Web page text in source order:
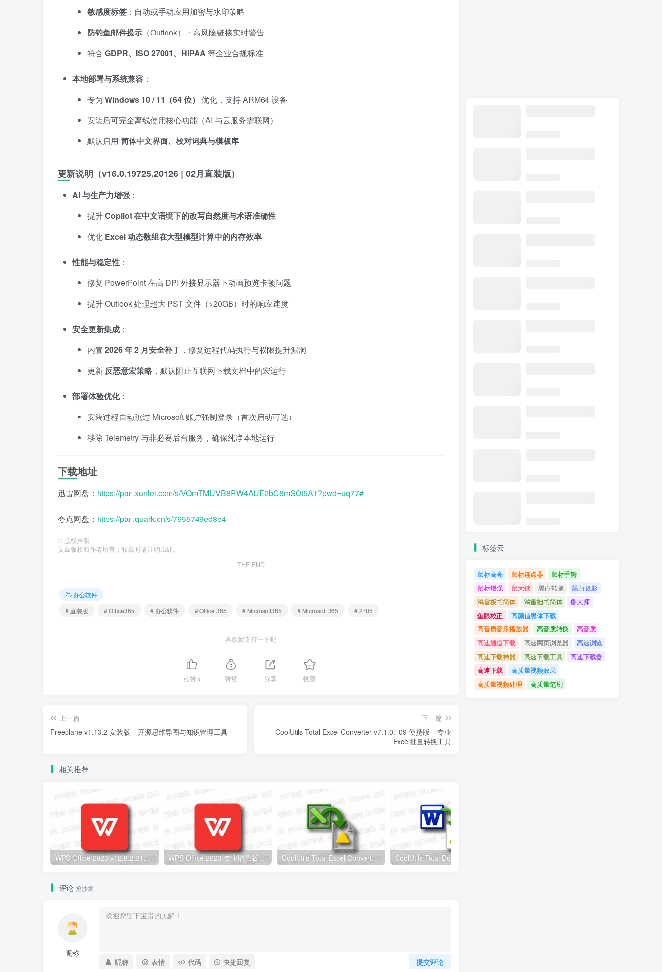
敏感度标签 ：自动或手动应用加密与水印策略
防钓鱼邮件提示 （Outlook）：高风险链接实时警告
符合 GDPR、ISO 27001、HIPAA 等企业合规标准
本地部署与系统兼容 ：
专为 Windows 10 / 11（64 位） 优化，支持 ARM64 设备
安装后可完全离线使用核心功能（AI 与云服务需联网）
默认启用 简体中文界面、校对词典与模板库
更新说明（v16.0.19725.20126 | 02月直装版）
AI 与生产力增强 ：
提升Copilot 在中文语境下的改写自然度与术语准确性
优化 Excel 动态数组在大型模型计算中的内存效率
性能与稳定性 ：
修复 PowerPoint 在高 DPI 外接显示器下动画预览卡顿问题
提升 Outlook 处理超大 PST 文件（>20GB）时的响应速度
安全更新集成 ：
内置 2026 年 2 月安全补丁 ，修复远程代码执行与权限提升漏洞
更新 反恶意宏策略 ，默认阻止互联网下载文档中的宏运行
部署体验优化：
安装过程自动跳过 Microsoft 账户强制登录（首次启动可选）
移除 Telemetry 与非必要后台服务，确保纯净本地运行
下载地址
迅雷网盘： https://pan.xunlei.com/s/VOmTMUVB8RW4AUE2bC8mSOt5A1?pwd=uq77#
夸克网盘： https://pan.quark.cn/s/7655749ed8e4
© 版权声明
文章版权归作者所有，转载时请注明出处。
THE END
办公软件
# 直装版
# Office365 # 办公软件 # Office 365 # Microsoft365 # Microsoft 365 # 2705
喜欢就支持一下吧
点赞5 赞赏 分享 收藏
上一篇
Freeplane v1.13.2 安装版 – 开源思维导图与知识管理工具
下一篇
CoolUtils Total Excel Converter v7.1.0.109 便携版 – 专业
Excel批量转换工具
相关推荐
WPS Office 2023 v12.8.2.21555 专业增强版 (08.06) – 高效办公套件 WPS Office 2023 专业增强版 v12.1.0.26885 – 办公套件 CoolUtils Total Excel Converter v7.1.0.144 便携版 – Excel批量转换工具
评论 抢沙发
昵称
提交评论
昵称 表情 代码 快捷回复
标签云
鼠标高亮 鼠标连点器
鼠标手势
鼠标增强
鼠大侠 黑白转换
黑白摄影
鸿雷板书简体
鸿雷拙书简体
鲁大师
鱼眼校正
高颜值黑体下载
高音质音乐播放器
高音质转换
高音质
高速通道下载
高速网页浏览器
高速浏览
高速下载神器
高速下载工具
高速下载器
高速下载
高质量视频效果
高质量视频处理
高质量笔刷